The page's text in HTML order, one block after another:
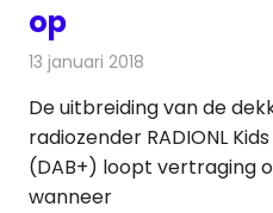
op
13 januari 2018
De uitbreiding van de
radiozender RADIONL
(DAB+) loopt vertraging
wanneer